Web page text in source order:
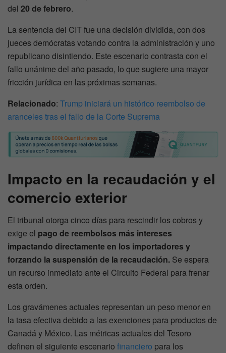
del 20 de febrero.
La sentencia del CIT fue una decisión dividida, con dos
jueces demócratas votando contra la administración y uno
republicano disintiendo. Este escenario contrasta con el
fallo unánime del año pasado, lo que sugiere una mayor
fricción jurídica en las próximas semanas.
Relacionado: Trump iniciará un histórico reembolso de
aranceles tras el fallo de la Corte Suprema
Impacto en la recaudación y el
comercio exterior
El tribunal otorga cinco días para rescindir los cobros y
exige el pago de reembolsos más intereses
impactando directamente en los importadores y
forzando la suspensión de la recaudación. Se espera
un recurso inmediato ante el Circuito Federal para frenar
esta orden.
Los gravámenes actuales representan un peso menor en
la tasa efectiva debido a las exenciones para productos de
Canadá y México. Las métricas actuales del Tesoro
definen el siguiente escenario financiero para los